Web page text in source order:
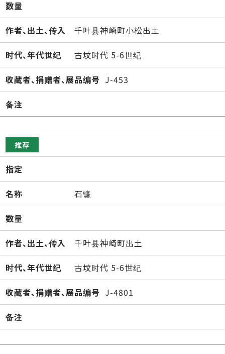
数量
作者、出土、传入 千叶县神崎町小松出土
时代、年代世纪 古坟时代 5-6世纪
收藏者、捐赠者、展品编号 J-453
备注
推荐
指定
名称 石镰
数量
作者、出土、传入 千叶县神崎町出土
时代、年代世纪 古坟时代 5-6世纪
收藏者、捐赠者、展品编号 J-4801
备注